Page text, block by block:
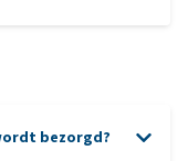
bezorgd?